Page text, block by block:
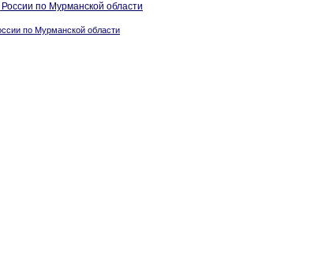
по Мурманской области
по Мурманской области